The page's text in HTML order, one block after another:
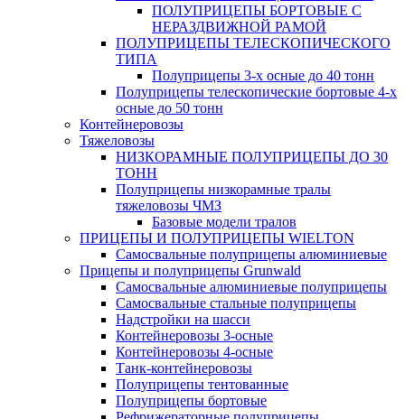
ПОЛУПРИЦЕПЫ БОРТОВЫЕ С
НЕРАЗДВИЖНОЙ РАМОЙ
ПОЛУПРИЦЕПЫ ТЕЛЕСКОПИЧЕСКОГО
ТИПА
Полуприцепы 3-х осные до 40 тонн
Полуприцепы телескопические бортовые 4-х
осные до 50 тонн
Контейнеровозы
Тяжеловозы
НИЗКОРАМНЫЕ ПОЛУПРИЦЕПЫ ДО 30
ТОНН
Полуприцепы низкорамные тралы
тяжеловозы ЧМЗ
Базовые модели тралов
ПРИЦЕПЫ И ПОЛУПРИЦЕПЫ WIELTON
Самосвальные полуприцепы алюминиевые
Прицепы и полуприцепы Grunwald
Самосвальные алюминиевые полуприцепы
Самосвальные стальные полуприцепы
Надстройки на шасси
Контейнеровозы 3-осные
Контейнеровозы 4-осные
Танк-контейнеровозы
Полуприцепы тентованные
Полуприцепы бортовые